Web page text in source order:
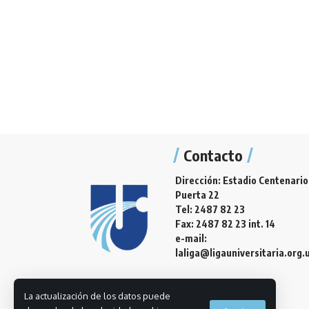
La actualización de los datos puede
Contacto
Dirección: Estadio Centenario
Puerta 22
Tel: 2487 82 23
Fax: 2487 82 23 int. 14
e-mail: